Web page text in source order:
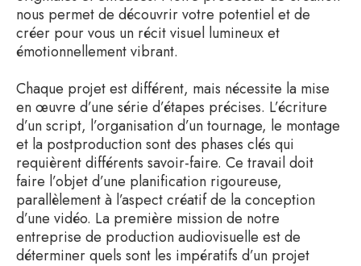
nous permet de découvrir votre potentiel et de
créer pour vous un récit visuel lumineux et
émotionnellement vibrant.
Chaque projet est différent, mais nécessite la mise
en œuvre d’une série d’étapes précises. L’écriture
d’un script, l’organisation d’un tournage, le montage
et la postproduction sont des phases clés qui
requièrent différents savoir-faire. Ce travail doit
faire l’objet d’une planification rigoureuse,
parallèlement à l’aspect créatif de la conception
d’une vidéo. La première mission de notre
entreprise de production audiovisuelle est de
déterminer quels sont les impératifs d’un projet